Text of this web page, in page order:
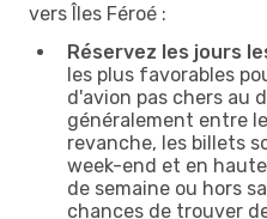
vers Îles Féroé :
Réservez les jours
les plus favorables
d'avion pas chers au
généralement entre
revanche, les billets
week-end et en
de semaine ou hors
chances de trouver